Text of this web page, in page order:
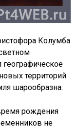
Колумба
территорий
шарообразна.
рождения
не